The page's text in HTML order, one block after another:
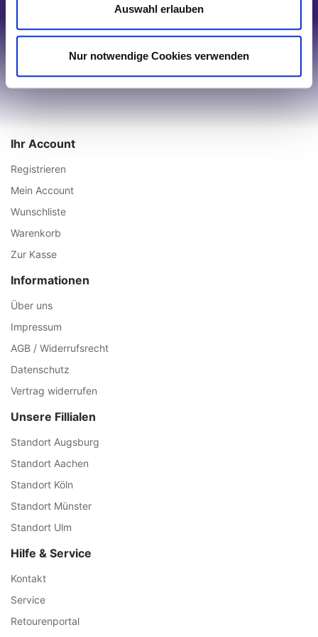
Auswahl erlauben
Nur notwendige Cookies verwenden
Ihr Account
Registrieren
Mein Account
Wunschliste
Warenkorb
Zur Kasse
Informationen
Über uns
Impressum
AGB / Widerrufsrecht
Datenschutz
Vertrag widerrufen
Unsere Fillialen
Standort Augsburg
Standort Aachen
Standort Köln
Standort Münster
Standort Ulm
Hilfe & Service
Kontakt
Service
Retourenportal